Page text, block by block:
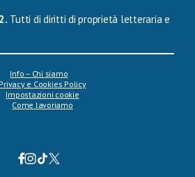
Tutti di diritti di proprietà letteraria e
Info – Chi siamo
Privacy e Cookies Policy
Impostazioni cookie
Come lavoriamo